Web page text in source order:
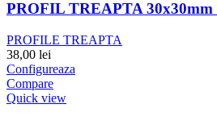
PROFIL TREAPTA 30x30mm
PROFILE TREAPTA
38,00 lei
Configureaza
Compare
Quick view